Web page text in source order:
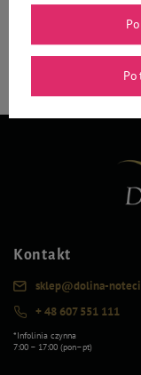
Kontakt
sklep@dolina-
+ 48 607 551 111
*Infolinia czynna
7:00 – 17:00 (pon–pt)